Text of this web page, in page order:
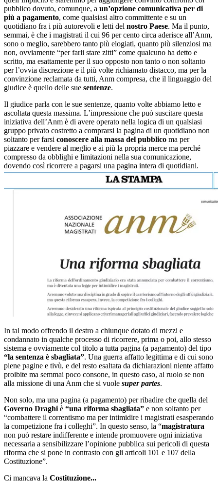
pubblico dovuto, comunque, a un’opzione comunicativa per di
più a pagamento, come qualsiasi altro committente e su un
quotidiano fra i più autorevoli e letti del nostro Paese. Ma il punto,
semmai, è che i magistrati il cui 96 per cento circa aderisce all’Anm,
sono o meglio, sarebbero tanto più elogiati, quanto più silenziosi ma
non, ovviamente “per farli stare zitti” come qualcuno ha detto e
scritto, ma esattamente per il suo opposto non tanto o non soltanto
per l’ovvia discrezione e il più volte richiamato distacco, ma per la
convinzione reclamata da tutti, Anm compresa, che il linguaggio del
giudice è quello delle sue sentenze.
Il giudice parla con le sue sentenze, quanto volte abbiamo letto e
ascoltata questa massima. L’impressione che può suscitare questa
iniziativa dell’Anm è di avere operato nella logica di un qualsiasi
gruppo privato costretto a comprarsi la pagina di un quotidiano non
soltanto per farsi conoscere alla massa del pubblico ma per
piazzare e vendere al meglio e ai più la propria merce ma perché
compresso da obblighi e limitazioni nella sua comunicazione,
dovendo così ricorrere a pagarsi una pagina intera di quotidiani.
In tal modo offrendo il destro a chiunque dotato di mezzi e
condannato in qualche processo di ricorrere, prima o poi, allo stesso
sistema e ovviamente col titolo a tutta pagina (a pagamento) del tipo
“la sentenza è sbagliata”. Una guerra affatto legittima e di cui sono
piene pagine e tivù, e del resto esaltata da dichiarazioni niente affatto
proibite ma semmai poco consone, in questo caso, al ruolo se non
alla missione di una Anm che si vuole super partes.
Non solo, ma una pagina (a pagamento) per ribadire che quella del
Governo Draghi è “una riforma sbagliata” e non soltanto per
“combattere il correntismo ma per intimidire i magistrati esasperando
la competizione fra i colleghi”. In questo senso, la “magistratura
non può restare indifferente e intende promuovere ogni iniziativa
necessaria a sensibilizzare l’opinione pubblica sui pericoli di questa
riforma che si pone in contrasto con gli articoli 101 e 107 della
Costituzione”.
Ci mancava la Costituzione...